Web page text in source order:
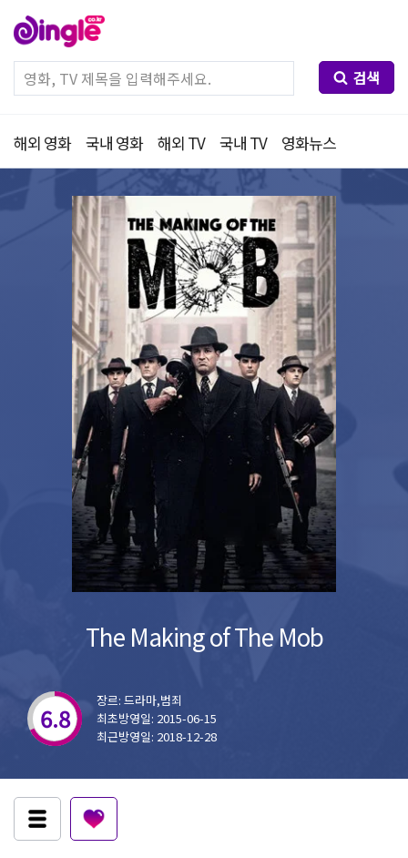
검색
해외 영화 국내 영화 해외 TV 국내 TV 영화뉴스
The Making of The Mob
6.8
장르: 드라마,범죄
최초방영일: 2015-06-15
최근방영일: 2018-12-28